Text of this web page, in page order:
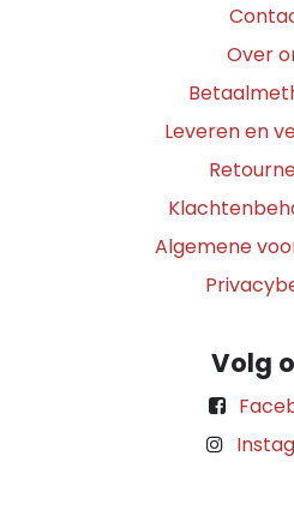
Over
Leveren en
Algemene
Volg